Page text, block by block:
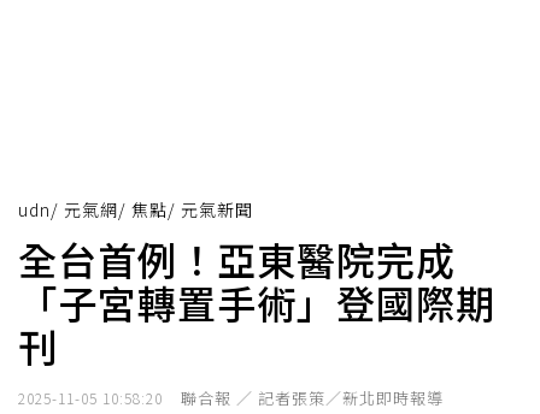
udn/ 元氣網/ 焦點/ 元氣新聞
全台首例！亞東醫院完成
「子宮轉置手術」登國際期
刊
2025-11-05 10:58:20 聯合報 ／ 記者張策／新北即時報導